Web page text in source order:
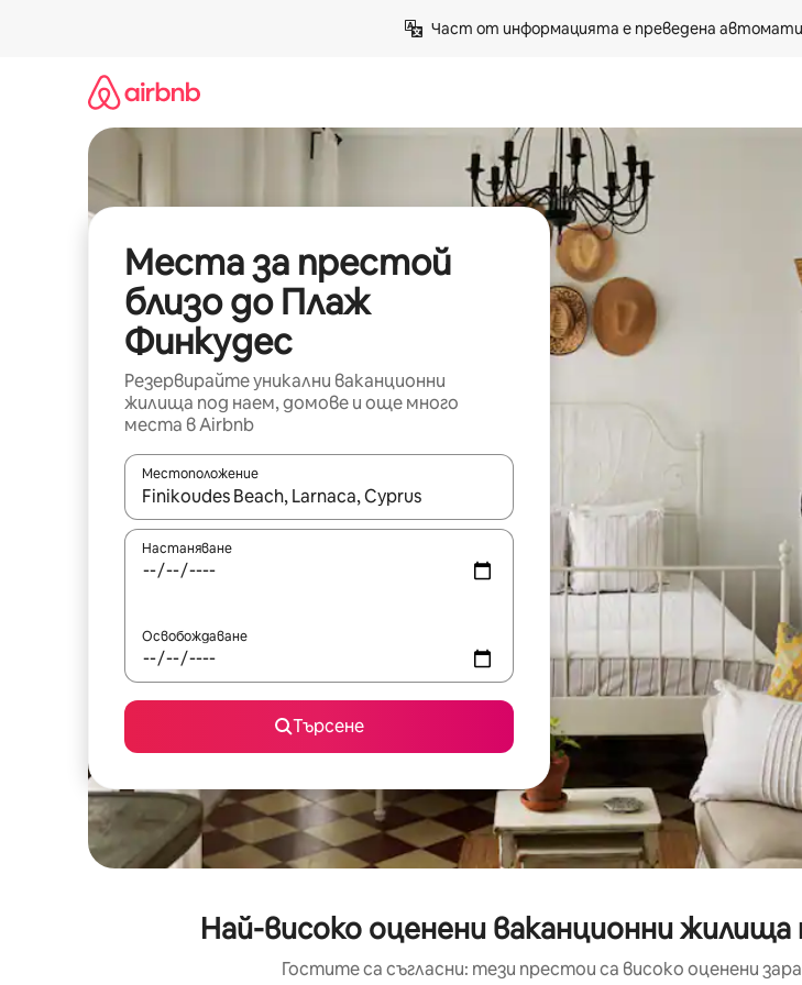
Част от информацията е преведена
Места за престой
близо до Плаж
Финкудес
Резервирайте уникални ваканционни
жилища под наем, домове и още много
места в Airbnb
Местоположение
Когато резултатите се покажат, използвайте клавишите със стрелки нагоре и
Настаняване
Освобождаване
Търсене
Най-високо оценени ваканционни
Гостите са съгласни: тези престои са високо оценени